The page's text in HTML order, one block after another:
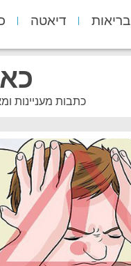
בריאות דיאטה
כתבות מעניינות